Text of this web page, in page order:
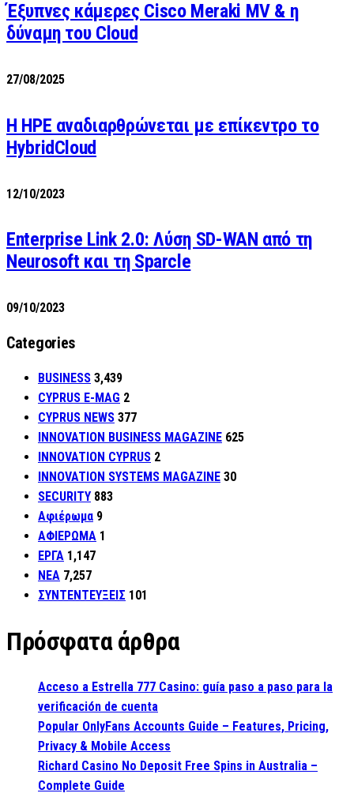
Έξυπνες κάμερες Cisco Meraki MV & η
δύναμη του Cloud
27/08/2025
H HPE αναδιαρθρώνεται με επίκεντρο το
HybridCloud
12/10/2023
Enterprise Link 2.0: Λύση SD-WAN από τη
Neurosoft και τη Sparcle
09/10/2023
Categories
BUSINESS 3,439
CYPRUS E-MAG 2
CYPRUS NEWS 377
INNOVATION BUSINESS MAGAZINE 625
INNOVATION CYPRUS 2
INNOVATION SYSTEMS MAGAZINE 30
SECURITY 883
Αφιέρωμα 9
ΑΦΙΕΡΩΜΑ 1
ΕΡΓΑ 1,147
ΝΕΑ 7,257
ΣΥΝΤΕΝΤΕΥΞΕΙΣ 101
Πρόσφατα άρθρα
Acceso a Estrella 777 Casino: guía paso a paso para la
verificación de cuenta
Popular OnlyFans Accounts Guide – Features, Pricing,
Privacy & Mobile Access
Richard Casino No Deposit Free Spins in Australia –
Complete Guide